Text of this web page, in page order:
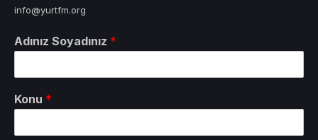
info@yurtfm.org
Adınız Soyadınız *
Konu *